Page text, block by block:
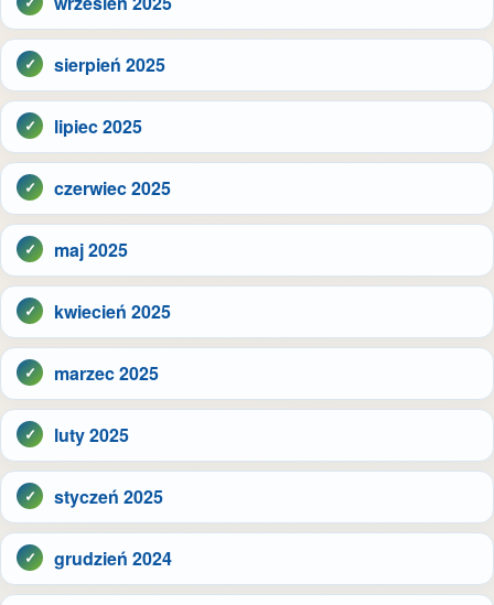
sierpień 2025
lipiec 2025
czerwiec 2025
maj 2025
kwiecień 2025
marzec 2025
luty 2025
styczeń 2025
grudzień 2024